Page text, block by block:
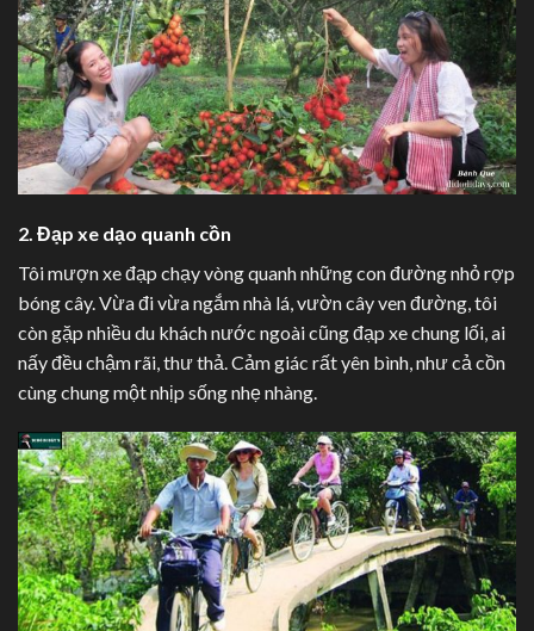
2. Đạp xe dạo quanh cồn
Tôi mượn xe đạp chạy vòng quanh những con đường nhỏ rợp
bóng cây. Vừa đi vừa ngắm nhà lá, vườn cây ven đường, tôi
còn gặp nhiều du khách nước ngoài cũng đạp xe chung lối, ai
nấy đều chậm rãi, thư thả. Cảm giác rất yên bình, như cả cồn
cùng chung một nhịp sống nhẹ nhàng.